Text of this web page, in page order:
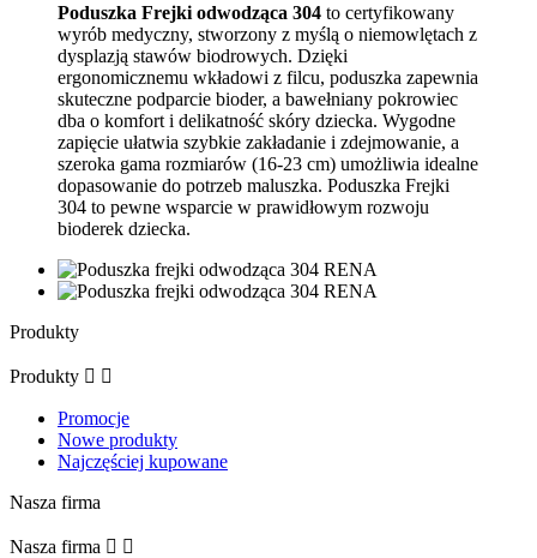
Poduszka Frejki odwodząca 304 to certyfikowany
wyrób medyczny, stworzony z myślą o niemowlętach z
dysplazją stawów biodrowych. Dzięki
ergonomicznemu wkładowi z filcu, poduszka zapewnia
skuteczne podparcie bioder, a bawełniany pokrowiec
dba o komfort i delikatność skóry dziecka. Wygodne
zapięcie ułatwia szybkie zakładanie i zdejmowanie, a
szeroka gama rozmiarów (16-23 cm) umożliwia idealne
dopasowanie do potrzeb maluszka. Poduszka Frejki
304 to pewne wsparcie w prawidłowym rozwoju
bioderek dziecka.
Produkty
Produkty  
Promocje
Nowe produkty
Najczęściej kupowane
Nasza firma
Nasza firma  